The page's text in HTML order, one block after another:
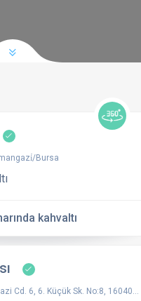
Bursa
kahvaltı
Sk. No:8, 16040 Osmangazi, Bursa, Türkiye